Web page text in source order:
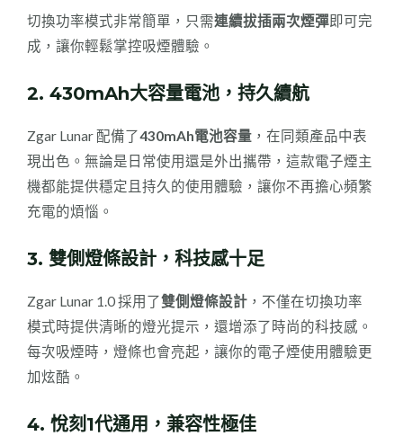
切換功率模式非常簡單，只需連續拔插兩次煙彈即可完
成，讓你輕鬆掌控吸煙體驗。
2. 430mAh大容量電池，持久續航
Zgar Lunar 配備了430mAh電池容量 ，在同類產品中表
現出色。無論是日常使用還是外出攜帶，這款電子煙主
機都能提供穩定且持久的使用體驗，讓你不再擔心頻繁
充電的煩惱。
3. 雙側燈條設計，科技感十足
Zgar Lunar 1.0 採用了雙側燈條設計 ，不僅在切換功率
模式時提供清晰的燈光提示，還增添了時尚的科技感。
每次吸煙時，燈條也會亮起，讓你的電子煙使用體驗更
加炫酷。
4. 悅刻1代通用，兼容性極佳